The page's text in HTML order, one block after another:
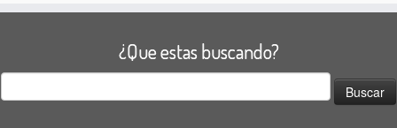
¿Que estas buscando?
Buscar: